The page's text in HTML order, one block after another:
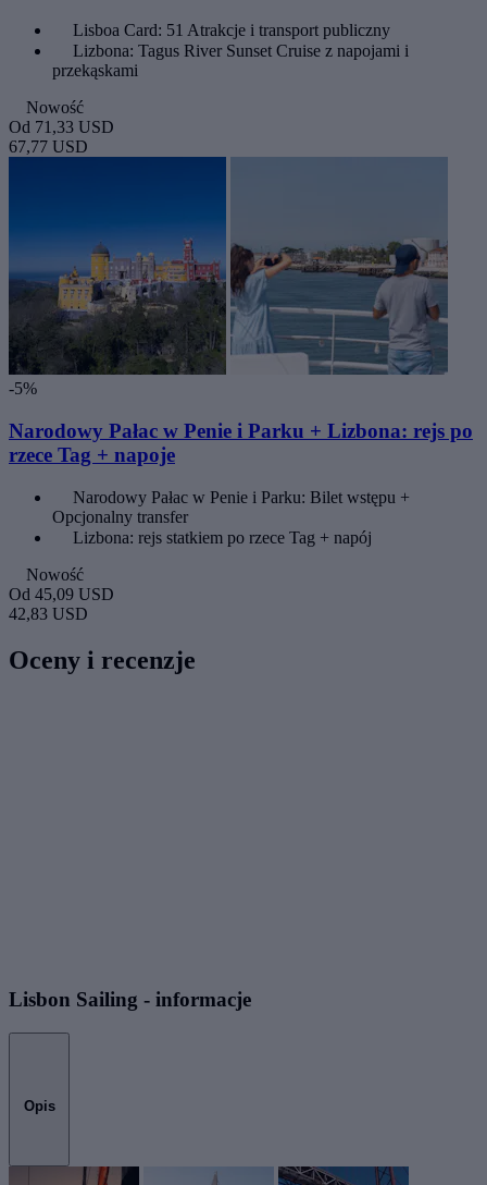
Lisboa Card: 51 Atrakcje i transport publiczny
Lizbona: Tagus River Sunset Cruise z napojami i
przekąskami
Nowość
Od 71,33 USD
67,77 USD
-5%
Narodowy Pałac w Penie i Parku + Lizbona: rejs po
rzece Tag + napoje
Narodowy Pałac w Penie i Parku: Bilet wstępu +
Opcjonalny transfer
Lizbona: rejs statkiem po rzece Tag + napój
Nowość
Od 45,09 USD
42,83 USD
Oceny i recenzje
Lisbon Sailing - informacje
Opis